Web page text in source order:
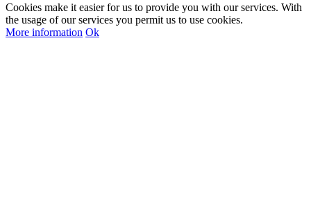
Cookies make it easier for us to provide you with our services. With
the usage of our services you permit us to use cookies.
More information Ok